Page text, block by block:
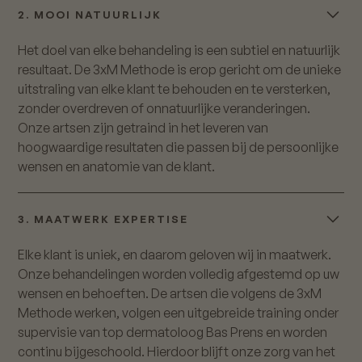
2. MOOI NATUURLIJK
Het doel van elke behandeling is een subtiel en natuurlijk
resultaat. De 3xM Methode is erop gericht om de unieke
uitstraling van elke klant te behouden en te versterken,
zonder overdreven of onnatuurlijke veranderingen.
Onze artsen zijn getraind in het leveren van
hoogwaardige resultaten die passen bij de persoonlijke
wensen en anatomie van de klant.
3. MAATWERK EXPERTISE
Elke klant is uniek, en daarom geloven wij in maatwerk.
Onze behandelingen worden volledig afgestemd op uw
wensen en behoeften. De artsen die volgens de 3xM
Methode werken, volgen een uitgebreide training onder
supervisie van top dermatoloog Bas Prens en worden
continu bijgeschoold. Hierdoor blijft onze zorg van het